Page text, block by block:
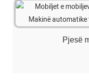
Pjesë